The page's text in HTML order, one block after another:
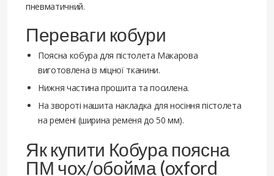
пневматичний.
Переваги кобури
Поясна кобура для пістолета Макарова
виготовлена із міцної тканини.
Нижня частина прошита та посилена.
На звороті нашита накладка для носіння пістолета
на ремені (ширина ременя до 50 мм).
Як купити Кобура поясна
ПМ чох/обойма (oxford